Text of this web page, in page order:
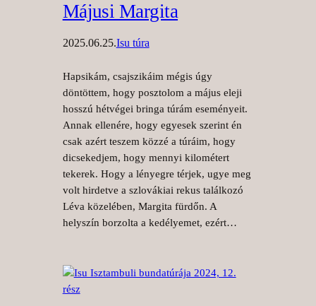
Májusi Margita
2025.06.25.Isu túra
Hapsikám, csajszikáim mégis úgy
döntöttem, hogy posztolom a május eleji
hosszú hétvégei bringa túrám eseményeit.
Annak ellenére, hogy egyesek szerint én
csak azért teszem közzé a túráim, hogy
dicsekedjem, hogy mennyi kilométert
tekerek. Hogy a lényegre térjek, ugye meg
volt hirdetve a szlovákiai rekus találkozó
Léva közelében, Margita fürdőn. A
helyszín borzolta a kedélyemet, ezért…